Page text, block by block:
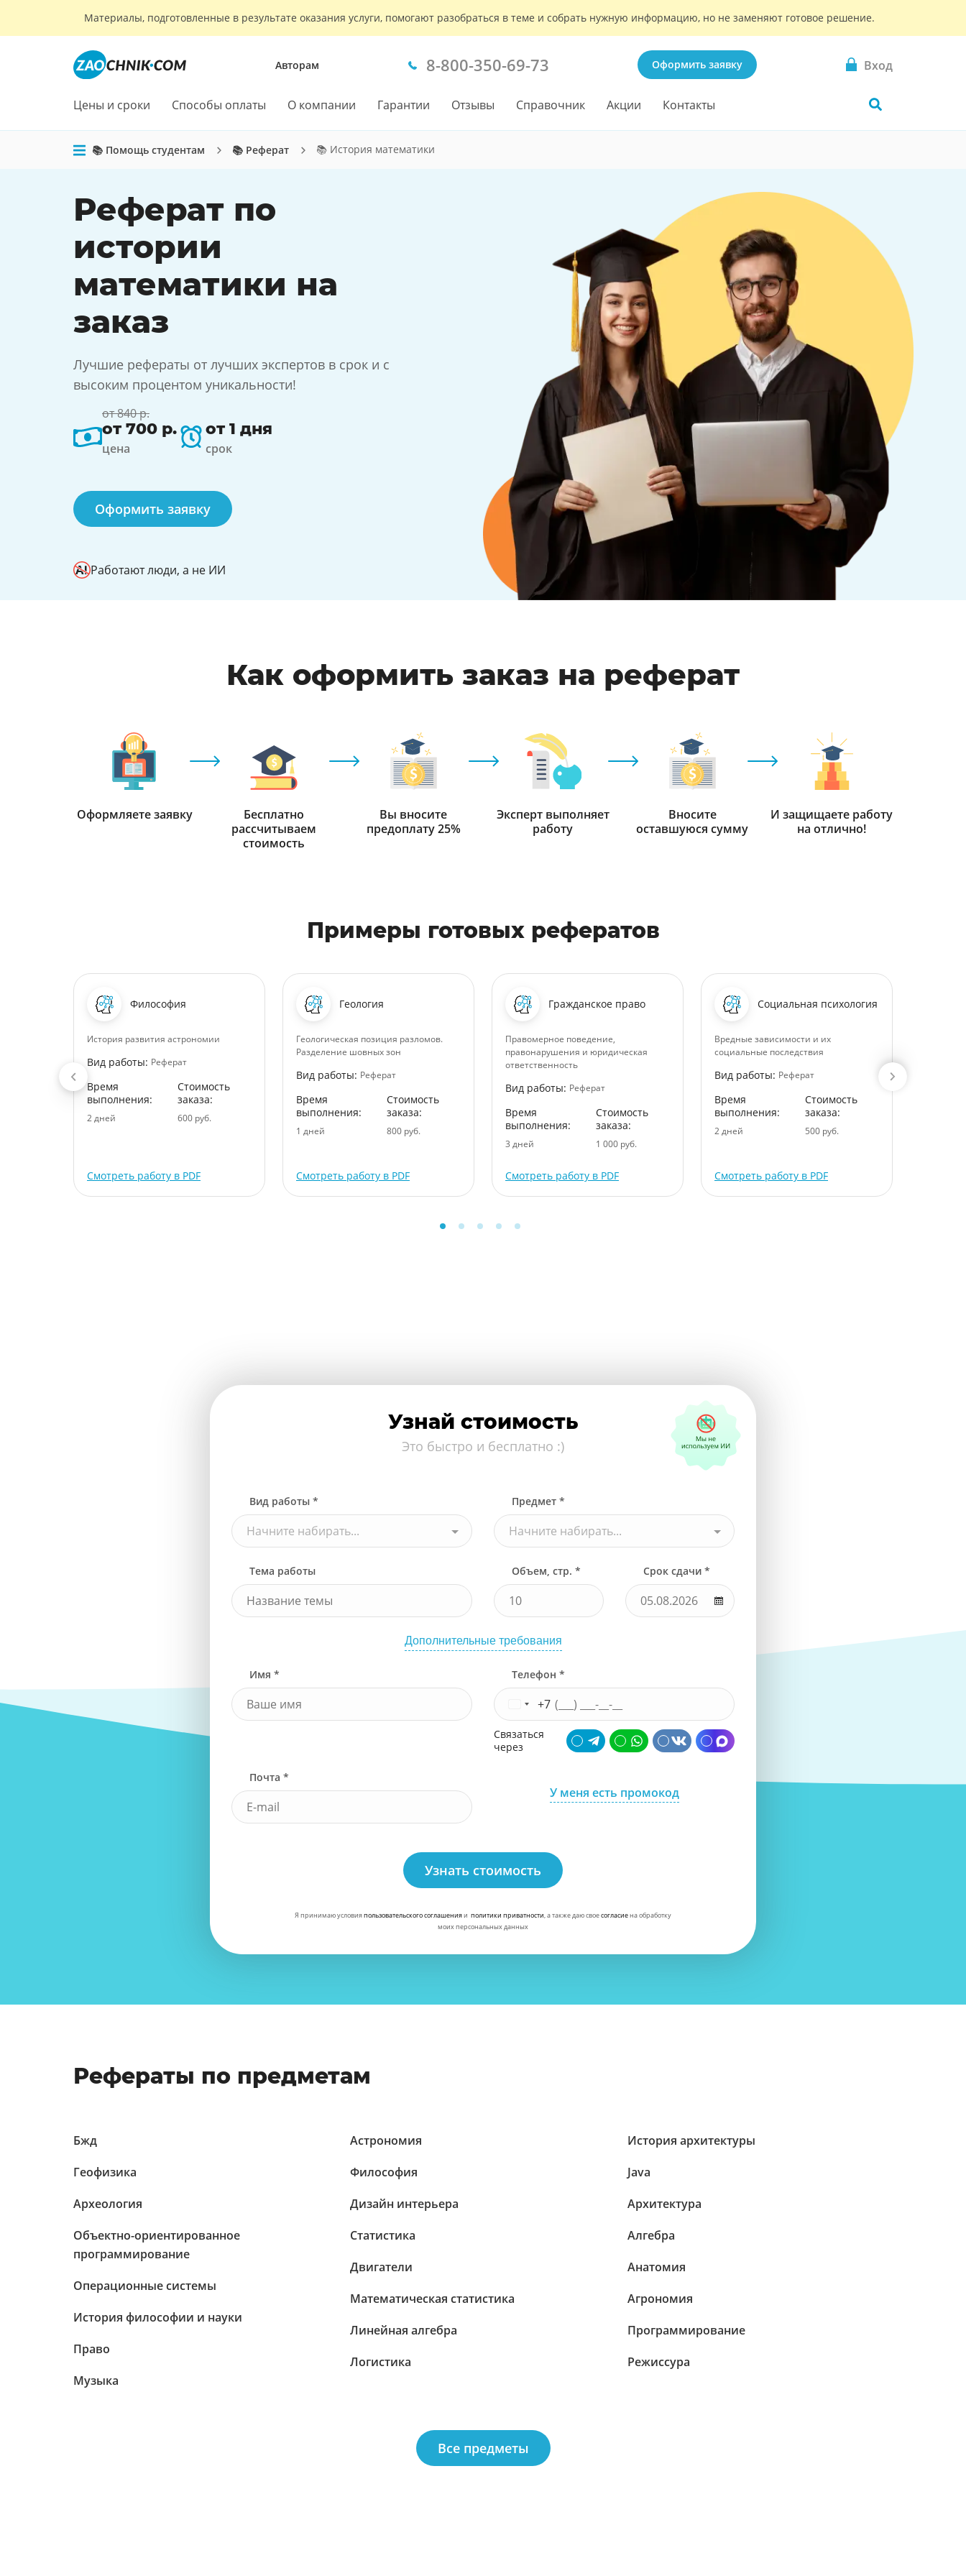
Материалы, подготовленные в результате оказания услуги, помогают разобраться в теме и собрать нужную информацию, но не заменяют готовое решение.
Авторам 8-800-350-69-73 Оформить заявку Вход
Цены и сроки Способы оплаты О компании Гарантии Отзывы Справочник Акции Контакты
📚 Помощь студентам 📚 Реферат 📚 История математики
Реферат по
истории
математики на
заказ
Лучшие рефераты от лучших экспертов в срок и с
высоким процентом уникальности!
от 840 р.
от 700 р.
цена
от 1 дня
срок
Оформить заявку
Работают люди, а не ИИ
Как оформить заказ на реферат
Оформляете заявку
Бесплатно
рассчитываем
стоимость
Вы вносите
предоплату 25%
Эксперт выполняет
работу
Вносите
оставшуюся сумму
И защищаете работу
на отлично!
Примеры готовых рефератов
Философия
История развития астрономии
Вид работы: Реферат
Время
выполнения:
2 дней
Стоимость
заказа:
600 руб.
Смотреть работу в PDF
Геология
Геологическая позиция разломов.
Разделение шовных зон
Вид работы: Реферат
Время
выполнения:
1 дней
Стоимость
заказа:
800 руб.
Смотреть работу в PDF
Гражданское право
Правомерное поведение,
правонарушения и юридическая
ответственность
Вид работы: Реферат
Время
выполнения:
3 дней
Стоимость
заказа:
1 000 руб.
Смотреть работу в PDF
Социальная психология
Вредные зависимости и их
социальные последствия
Вид работы: Реферат
Время
выполнения:
2 дней
Стоимость
заказа:
500 руб.
Смотреть работу в PDF
Узнай стоимость
Это быстро и бесплатно :)
Вид работы *
Начните набирать...
Предмет *
Начните набирать...
Тема работы Объем, стр. * Срок сдачи *
Дополнительные требования
Имя * Телефон *
+7
Связаться
через
Почта *
У меня есть промокод
Узнать стоимость
Я принимаю условияпользовательского соглашенияи политики приватности, а также даю своесогласиена обработку
моих персональных данных
Рефераты по предметам
Бжд
Геофизика
Археология
Объектно-ориентированное
программирование
Операционные системы
История философии и науки
Право
Музыка
Астрономия
Философия
Дизайн интерьера
Статистика
Двигатели
Математическая статистика
Линейная алгебра
Логистика
История архитектуры
Java
Архитектура
Алгебра
Анатомия
Агрономия
Программирование
Режиссура
Все предметы